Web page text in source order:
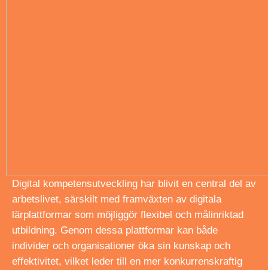
Digital kompetensutveckling har blivit en central del av
arbetslivet, särskilt med framväxten av digitala
lärplattformar som möjliggör flexibel och målinriktad
utbildning. Genom dessa plattformar kan både
individer och organisationer öka sin kunskap och
effektivitet, vilket leder till en mer konkurrenskraftig